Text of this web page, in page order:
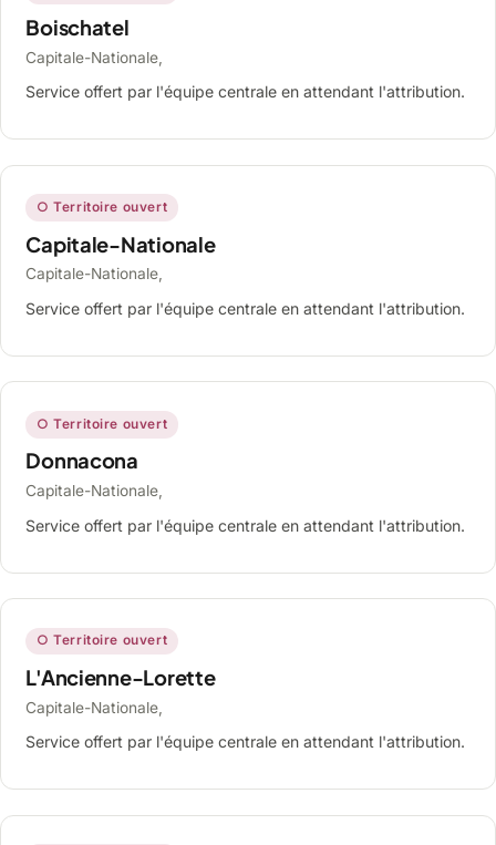
Boischatel
Capitale-Nationale,
Service offert par l'équipe centrale en attendant l'attribution.
○ Territoire ouvert
Capitale-Nationale
Capitale-Nationale,
Service offert par l'équipe centrale en attendant l'attribution.
○ Territoire ouvert
Donnacona
Capitale-Nationale,
Service offert par l'équipe centrale en attendant l'attribution.
○ Territoire ouvert
L'Ancienne-Lorette
Capitale-Nationale,
Service offert par l'équipe centrale en attendant l'attribution.